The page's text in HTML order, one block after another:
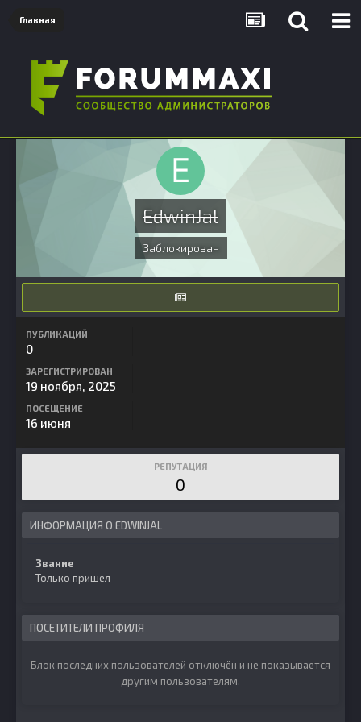
Главная
EdwinJal
Заблокирован
ПУБЛИКАЦИЙ
0
ЗАРЕГИСТРИРОВАН
19 ноября, 2025
ПОСЕЩЕНИЕ
16 июня
РЕПУТАЦИЯ
0
ИНФОРМАЦИЯ О EDWINJAL
Звание
Только пришел
ПОСЕТИТЕЛИ ПРОФИЛЯ
Блок последних пользователей отключён и не показывается
другим пользователям.